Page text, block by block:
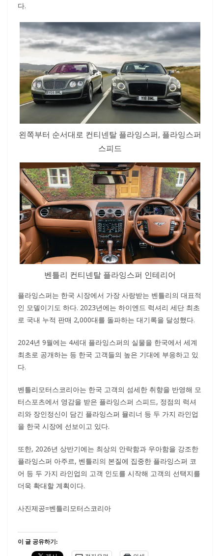
다.
왼쪽부터 순서대로 컨티넨탈 플라잉스퍼, 플라잉스퍼
스피드
벤틀리 컨티넨탈 플라잉스퍼 인테리어
플라잉스퍼는 한국 시장에서 가장 사랑받는 벤틀리의 대표적
인 모델이기도 하다. 2023년에는 하이엔드 럭셔리 세단 최초
로 국내 누적 판매 2,000대를 돌파하는 대기록을 달성했다.
2024년 9월에는 4세대 플라잉스퍼의 실물을 한국에서 세계
최초로 공개하는 등 한국 고객들의 높은 기대에 부응하고 있
다.
벤틀리모터스코리아는 한국 고객의 섬세한 취향을 반영해 모
터스포츠에서 영감을 받은 플라잉스퍼 스피드, 정점의 럭셔
리와 장인정신이 담긴 플라잉스퍼 뮬리너 등 두 가지 라인업
을 한국 시장에 선보이고 있다.
또한, 2026년 상반기에는 최상의 안락함과 우아함을 강조한
플라잉스퍼 아주르, 벤틀리의 본질에 집중한 플라잉스퍼 코
어 등 두 가지 라인업의 고객 인도를 시작해 고객의 선택지를
더욱 확대할 계획이다.
사진제공=벤틀리모터스코리아
이 글 공유하기: